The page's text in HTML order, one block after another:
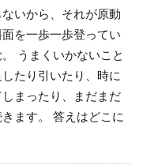
いから、それが原動
を一歩一歩登ってい
うまくいかないこと
たり引いたり、時に
まったり、まだまだ
ます。 答えはどこに